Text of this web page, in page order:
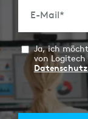
E-Mail*
Ja, ich
von